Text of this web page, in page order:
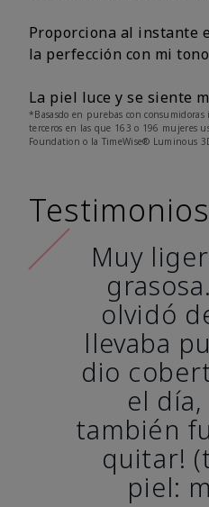
Proporciona al instante
la perfección con mi
La piel luce y se siente
*Basasdo en purebas con
terceros en las que 163 o 196 mujeres
Foundation o la TimeWise® Luminous
Testimonios
Muy
olvidó
llevaba
dio
el día,
también
quitar!
piel: